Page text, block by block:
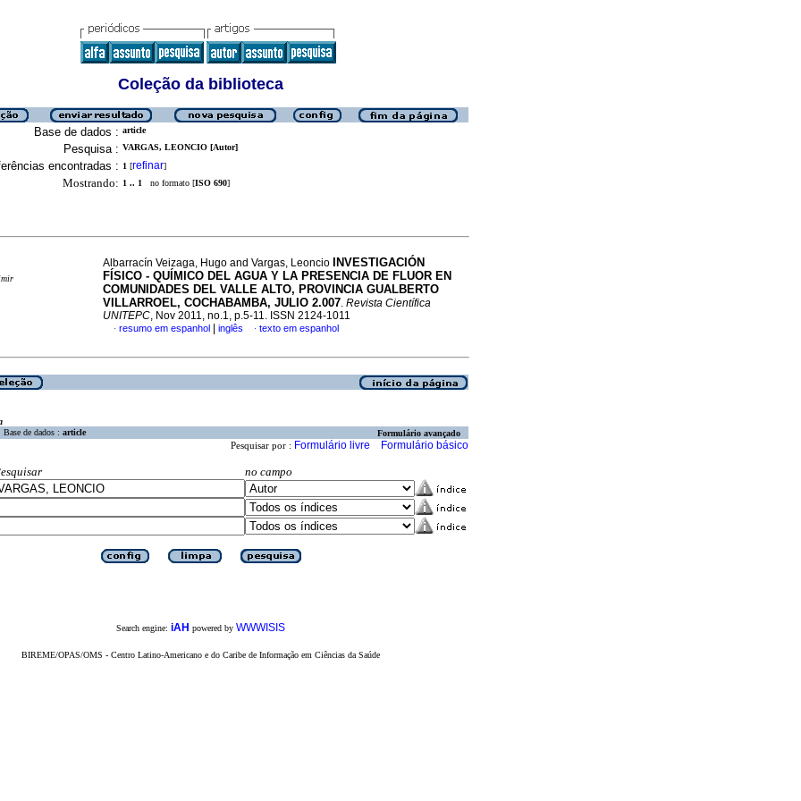
Coleção da biblioteca
Base de dados : article
Pesquisa : VARGAS, LEONCIO [Autor]
encontradas : 1 [refinar]
Mostrando: 1 .. 1 no formato [ISO 690]
Albarracín Veizaga, Hugo and Vargas, Leoncio
INVESTIGACIÓN
FÍSICO - QUÍMICO DEL AGUA Y LA PRESENCIA DE FLUOR EN
COMUNIDADES DEL VALLE ALTO, PROVINCIA GUALBERTO
VILLARROEL, COCHABAMBA, JULIO 2.007. Revista Científica
UNITEPC, Nov 2011, no.1, p.5-11. ISSN 2124-1011
· resumo em espanhol inglês · texto em espanhol
Base de dados : article Formulário avançado
Pesquisar por : Formulário livre Formulário básico
no campo
Search engine: iAH powered by WWWISIS
BIREME/OPAS/OMS - Centro Latino-Americano e do Caribe de Informação em Ciências da Saúde